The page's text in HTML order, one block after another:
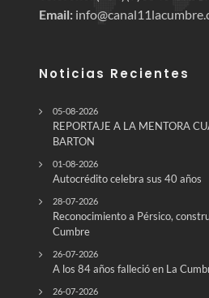
Email:
Noticias Recientes
05-08-2026
REPORTAJE A LA MENTORA
BARTON
01-08-2026
Autocrédito celebra sus 40 años
28-07-2026
Reconocimiento a Pérsico,
Cumbre
26-07-2026
A los 84 años falleció en La
26-07-2026